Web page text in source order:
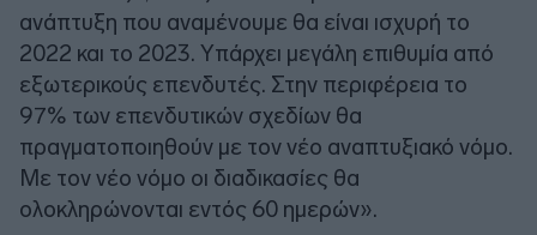
ανάπτυξη που αναμένουμε θα είναι ισχυρή το
2022 και το 2023. Υπάρχει μεγάλη επιθυμία από
εξωτερικούς επενδυτές. Στην περιφέρεια το
97% των επενδυτικών σχεδίων θα
πραγματοποιηθούν με τον νέο αναπτυξιακό νόμο.
Με τον νέο νόμο οι διαδικασίες θα
ολοκληρώνονται εντός 60 ημερών».